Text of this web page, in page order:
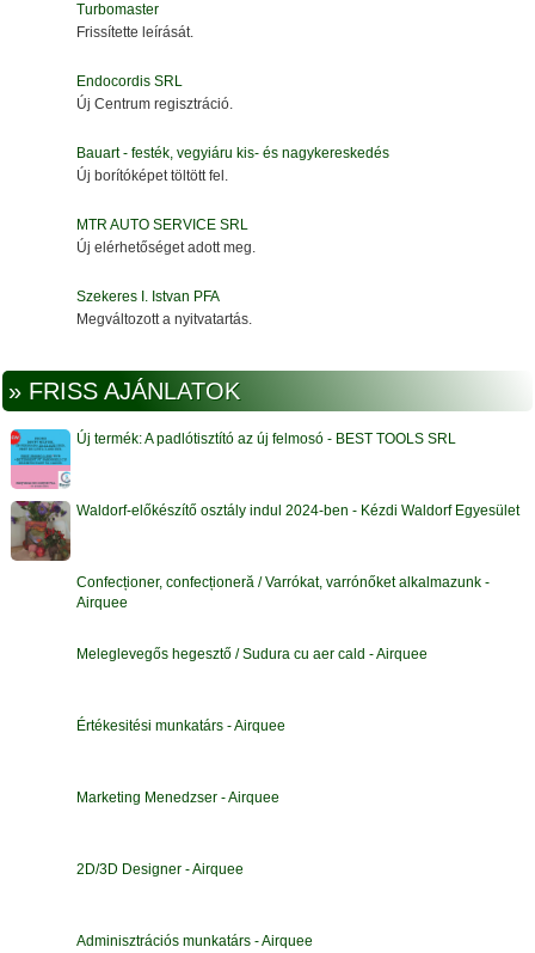
Turbomaster
Frissítette leírását.
Endocordis SRL
Új Centrum regisztráció.
Bauart - festék, vegyiáru kis- és nagykereskedés
Új borítóképet töltött fel.
MTR AUTO SERVICE SRL
Új elérhetőséget adott meg.
Szekeres I. Istvan PFA
Megváltozott a nyitvatartás.
» FRISS AJÁNLATOK
Új termék: A padlótisztító az új felmosó - BEST TOOLS SRL
Waldorf-előkészítő osztály indul 2024-ben - Kézdi Waldorf Egyesület
Confecționer, confecționeră / Varrókat, varrónőket alkalmazunk -
Airquee
Meleglevegős hegesztő / Sudura cu aer cald - Airquee
Értékesitési munkatárs - Airquee
Marketing Menedzser - Airquee
2D/3D Designer - Airquee
Adminisztrációs munkatárs - Airquee